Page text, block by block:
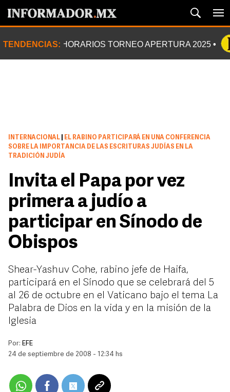
TENDENCIAS: HORARIOS TORNEO APERTURA 2025
INTERNACIONAL
EL RABINO PARTICIPARÁ EN UNA CONFERENCIA
SOBRE LA IMPORTANCIA DE LAS ESCRITURAS JUDÍAS EN LA
TRADICIÓN JUDÍA
Invita el Papa por vez
primera a judío a
participar en Sínodo de
Obispos
Shear-Yashuv Cohe, rabino jefe de Haifa,
participará en el Sínodo que se celebrará del 5
al 26 de octubre en el Vaticano bajo el tema La
Palabra de Dios en la vida y en la misión de la
Iglesia
Por: EFE
24 de septiembre de 2008 - 12:34 hs